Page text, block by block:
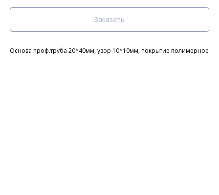
Заказать
Основа проф.труба 20*40мм, узор 10*10мм, покрытие полимерное